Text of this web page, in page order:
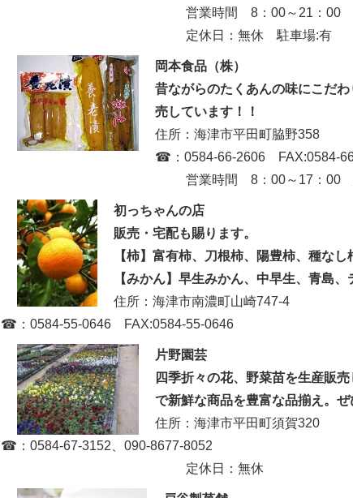
営業時間 8：00～21：00
定休日：無休 駐車場:有
岡本食品（株）
昔ながらのたくあんの味にこだ
売しています！！
住所：海津市平田町脇野358
☎：0584-66-2606 FAX:0584-
営業時間 8：00～17：00 定休日：
初っちゃんの店
販売・宅配も賜ります。
【柿】富有柿、刀根柿、陽豊柿、種
【みかん】早生みかん、中早生、青島、
住所：海津市南濃町山崎747-4
☎：0584-55-0646 FAX:0584-55-0646
片野園芸
四季折々の花、野菜苗を生産販
で新鮮な商品を豊富な品揃え。ぜ
住所：海津市平田町須賀320
☎：0584-67-3152、090-8677-8052
定休日：無休